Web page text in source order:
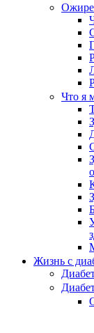
Что я
Жизнь с